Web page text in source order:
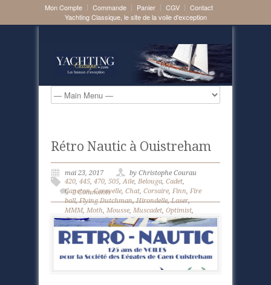
Mon Compte Commande Panier CGV
Contact
Yachting Classique, le site de la voile d'exception
Rétro Nautic à Ouistreham
mai 23, 2017
by Christophe Courau
420, 445, 470, 505,Aile, Belouga, Cadet,
Caneton,Caravelle, Chat, Corsaire, Finn, Fire
ball,Flying Dutchman,Hirondelle,Laser,
MMM, Moth, Mousse, Muscadet, Optimist,
Ouistreham,Ponant, Requin,Sharpie 9 M,
Snipe,Stern,Vaurien Voile légère ,Yole OK
2 Comments